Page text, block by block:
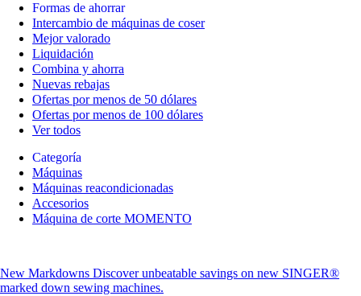
Formas de ahorrar
Intercambio de máquinas de coser
Mejor valorado
Liquidación
Combina y ahorra
Nuevas rebajas
Ofertas por menos de 50 dólares
Ofertas por menos de 100 dólares
Ver todos
Categoría
Máquinas
Máquinas reacondicionadas
Accesorios
Máquina de corte MOMENTO
New Markdowns Discover unbeatable savings on new SINGER®
marked down sewing machines.